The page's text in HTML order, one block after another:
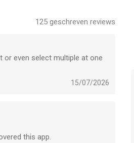
iPad en iPod touch met
18:23.
125 geschreven reviews
or even select multiple at one
15/07/2026
this app.